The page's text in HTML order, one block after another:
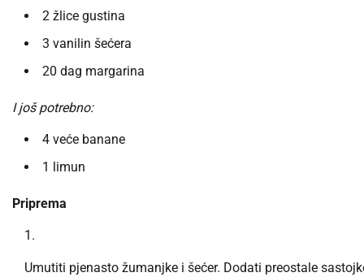
2 žlice gustina
3 vanilin šećera
20 dag margarina
I još potrebno:
4 veće banane
1 limun
Priprema
Umutiti pjenasto žumanjke i šećer. Dodati preostale